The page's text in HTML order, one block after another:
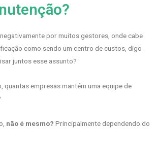
por muitos gestores, onde cabe
como sendo um centro de custos, digo
juntos esse assunto?
quantas empresas mantém uma equipe de
não é mesmo? Principalmente dependendo do